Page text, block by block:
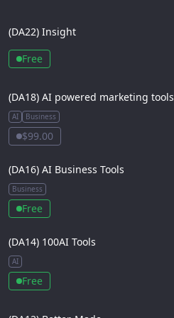
(DA22) Insight
Free
(DA18) AI powered marketing tools
AI Business
$99.00
(DA16) AI Business Tools
Business
Free
(DA14) 100AI Tools
AI
Free